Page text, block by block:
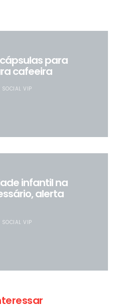
para
cafeeira
SOCIAL VIP
infantil na
alerta
SOCIAL VIP